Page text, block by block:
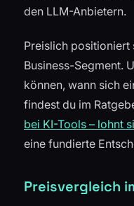
den LLM-Anbietern.
Preislich positioniert
Business-Segment.
können, wann sich
findest du im
bei KI-Tools – lohnt
eine fundierte
Preisvergleich